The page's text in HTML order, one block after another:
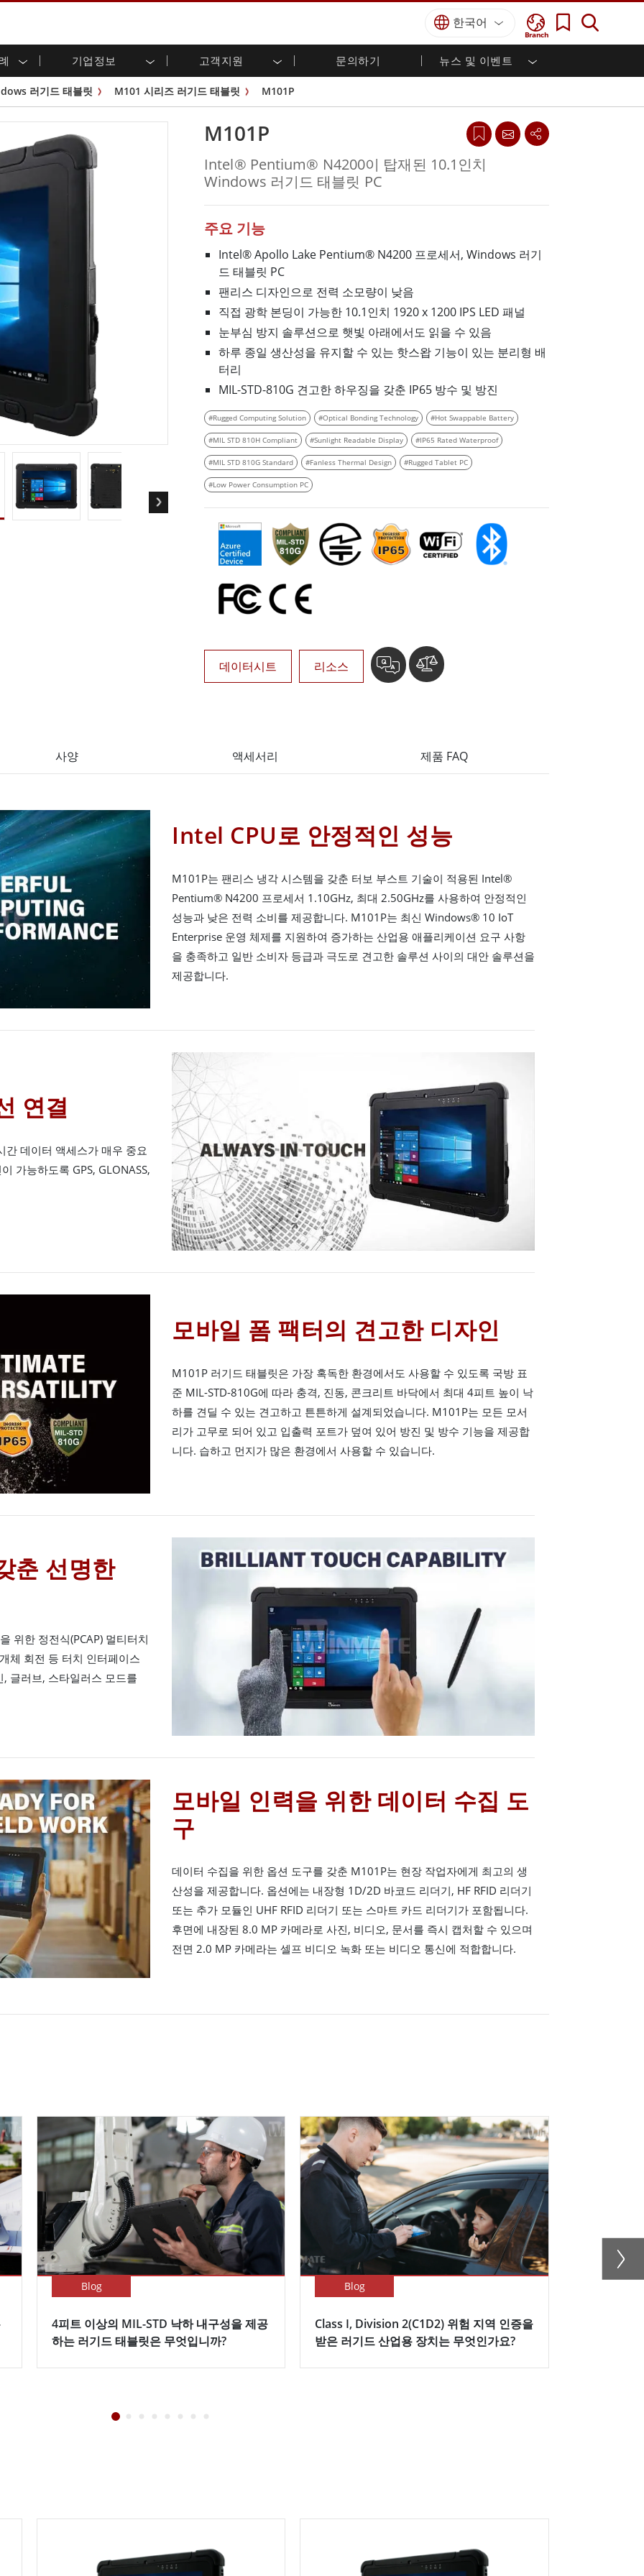
Branch
한국어
기업정보 고객지원 문의하기 뉴스 및 이벤트
디스플레이
(P-CAP)
임
트
스 시리
실외 디스플레이
G-WIN 시리즈 /
IP67
후면 마운트
ATEX 등급
랙 마운트
산업용 패널 PC 및 HMI
HMI(P-CAP 터치)
산업용 패널 PC(P-CAP Touch)
산업용 패널 PC(저항막 터치)
스테인리스 시리즈
G-WIN 시리즈 / IP67 설계
ATEX 등급
바 타입 패널 PC
엣지 AI 패널 PC
국방부 러기드 노트북
디펜스 울트라 러기드 태블릿
국방 패널 PC
디펜스 디스플레이 / NVIS 디스플레이
방어 서버
지상 관제소
드 컴퓨팅
/ 방수 러기드 PC IP65
트웨이
이트웨이
헬스케어 등급
의료용 러기드 태블릿
의료용 패널 PC
헬스케어 디스플레이
해양 등급
해양 디스플레이
해양 임베디드 컴퓨터
가스, ATEX 등급
급 러기드 태블릿
급 내구성형 핸드헬드
급 패널 PC
AI 컴퓨터
엣지 AI 모빌리티
엣지 AI 패널 PC
엣지 AI 컴퓨팅
스테인리스 스틸 등급
스테인리스 스틸 디스플레이
에너지, 화학, ATEX 제품
식품 및 위생 산업
해양
엣지 컴퓨팅
창고 및 물류
로보틱스 시스템
헬스케어
재생 에너지
헤비 듀티
금속 및 광산
관계 시민권
드 센터 고객 서비스 센터
유
터 제품 변경 알림
채널
VR 엑스포
인증／준수
러기드 태블릿 M101 시리즈 러기드 태블릿 M101P
M101P
Intel® Pentium® N4200이 탑재된 10.1인치
Windows 러기드 태블릿 PC
주요 기능
Intel® Apollo Lake Pentium® N4200 프로세서, Windows 러기
드 태블릿 PC
팬리스 디자인으로 전력 소모량이 낮음
직접 광학 본딩이 가능한 10.1인치 1920 x 1200 IPS LED 패널
눈부심 방지 솔루션으로 햇빛 아래에서도 읽을 수 있음
하루 종일 생산성을 유지할 수 있는 핫스왑 기능이 있는 분리형 배
터리
MIL-STD-810G 견고한 하우징을 갖춘 IP65 방수 및 방진
#Rugged Computing Solution #Optical Bonding Technology #Hot Swappable Battery
#MIL STD 810H Compliant #Sunlight Readable Display #IP65 Rated Waterproof
#MIL STD 810G Standard #Fanless Thermal Design #Rugged Tablet PC
#Low Power Consumption PC
데이터시트 리소스
사양 액세서리 제품 FAQ
Intel CPU로 안정적인 성능
M101P는 팬리스 냉각 시스템을 갖춘 터보 부스트 기술이 적용된 Intel®
Pentium® N4200 프로세서 1.10GHz, 최대 2.50GHz를 사용하여 안정적인
성능과 낮은 전력 소비를 제공합니다. M101P는 최신 Windows® 10 IoT
Enterprise 운영 체제를 지원하여 증가하는 산업용 애플리케이션 요구 사항
을 충족하고 일반 소비자 등급과 극도로 견고한 솔루션 사이의 대안 솔루션을
제공합니다.
연결
데이터 액세스가 매우 중요
가능하도록 GPS, GLONASS,
모바일 폼 팩터의 견고한 디자인
M101P 러기드 태블릿은 가장 혹독한 환경에서도 사용할 수 있도록 국방 표
준 MIL-STD-810G에 따라 충격, 진동, 콘크리트 바닥에서 최대 4피트 높이 낙
하를 견딜 수 있는 견고하고 튼튼하게 설계되었습니다. M101P는 모든 모서
리가 고무로 되어 있고 입출력 포트가 덮여 있어 방진 및 방수 기능을 제공합
니다. 습하고 먼지가 많은 환경에서 사용할 수 있습니다.
춘 선명한
위한 정전식(PCAP) 멀티터치
체 회전 등 터치 인터페이스
글러브, 스타일러스 모드를
모바일 인력을 위한 데이터 수집 도
구
데이터 수집을 위한 옵션 도구를 갖춘 M101P는 현장 작업자에게 최고의 생
산성을 제공합니다. 옵션에는 내장형 1D/2D 바코드 리더기, HF RFID 리더기
또는 추가 모듈인 UHF RFID 리더기 또는 스마트 카드 리더기가 포함됩니다.
후면에 내장된 8.0 MP 카메라로 사진, 비디오, 문서를 즉시 캡처할 수 있으며
전면 2.0 MP 카메라는 셀프 비디오 녹화 또는 비디오 통신에 적합합니다.
Blog
4피트 이상의 MIL-STD 낙하 내구성을 제공
하는 러기드 태블릿은 무엇입니까?
Blog
Class I, Division 2(C1D2) 위험 지역 인증을
받은 러기드 산업용 장치는 무엇인가요?